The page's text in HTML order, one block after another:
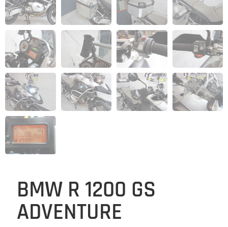
BMW R 1200 GS
ADVENTURE